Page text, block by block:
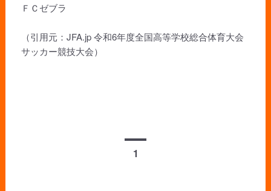
ＦＣゼブラ
（引用元：JFA.jp 令和6年度全国高等学校総合体育大会
サッカー競技大会）
1